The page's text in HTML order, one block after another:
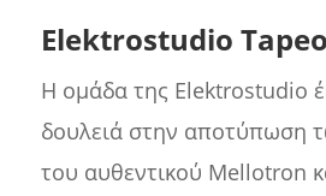
Elektrostudio
Η ομάδα της Elektrostudio
δουλειά στην αποτύπωση
του αυθεντικού Mellotron